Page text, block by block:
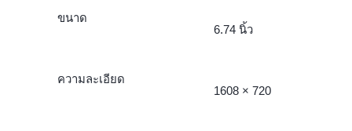
ขนาด
6.74 นิ้ว
ความละเอียด
1608 × 720